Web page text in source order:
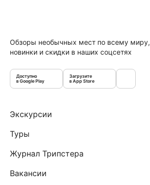
Обзоры необычных мест по всему миру,
новинки и скидки в наших соцсетях
Доступно
в Google Play
Загрузите
в App Store
Экскурсии
Туры
Журнал Трипстера
Вакансии